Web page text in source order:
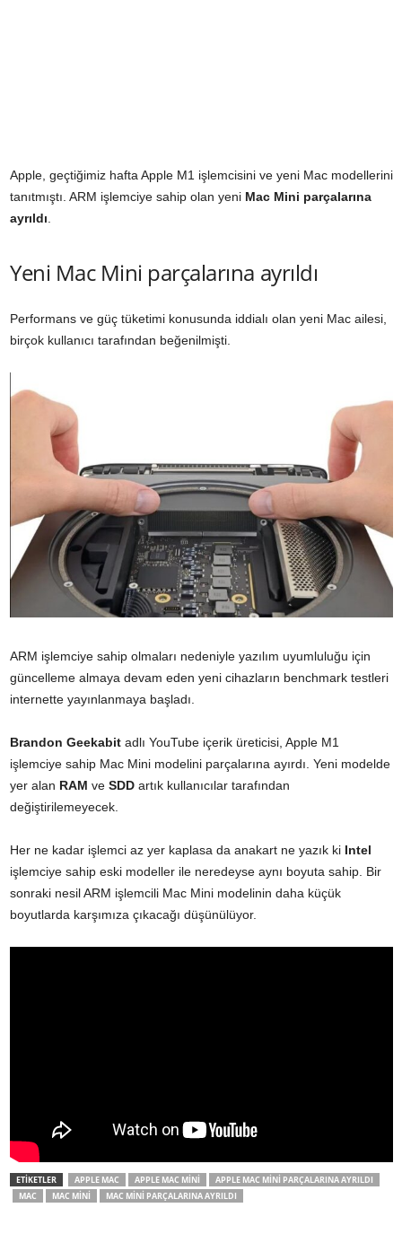
Apple, geçtiğimiz hafta Apple M1 işlemcisini ve yeni Mac modellerini
tanıtmıştı. ARM işlemciye sahip olan yeni Mac Mini parçalarına
ayrıldı
Yeni Mac Mini parçalarına ayrıldı
Performans ve güç tüketimi konusunda iddialı olan yeni Mac ailesi,
birçok kullanıcı tarafından beğenilmişti.
ARM işlemciye sahip olmaları nedeniyle yazılım uyumluluğu için
güncelleme almaya devam eden yeni cihazların benchmark testleri
internette yayınlanmaya başladı.
Brandon Geekabit adlı YouTube içerik üreticisi, Apple M1
işlemciye sahip Mac Mini modelini parçalarına ayırdı. Yeni modelde
yer alan RAM ve SDD artık kullanıcılar tarafından
değiştirilemeyecek.
Her ne kadar işlemci az yer kaplasa da anakart ne yazık ki Intel
işlemciye sahip eski modeller ile neredeyse aynı boyuta sahip. Bir
sonraki nesil ARM işlemcili Mac Mini modelinin daha küçük
boyutlarda karşımıza çıkacağı düşünülüyor.
ETİKETLER APPLE MAC APPLE MAC MINI
APPLE MAC MINI PARÇALARINA AYRILDI
MAC
MAC MINI MAC MINI PARÇALARINA AYRILDI